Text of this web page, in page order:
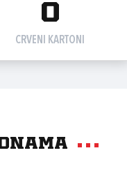
0
CRVENI KARTONI